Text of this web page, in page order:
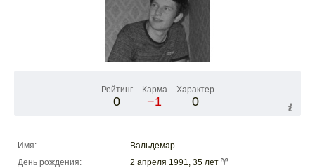
Рейтинг
0
Карма
−1
Характер
0
Имя:
Вальдемар
День рождения:
2 апреля 1991, 35 лет